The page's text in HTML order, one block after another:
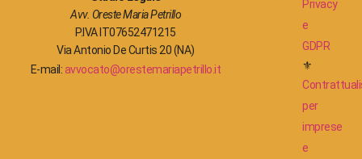
Avv. Oreste Maria Petrillo
P.IVA IT07652471215
Via Antonio De Curtis 20 (NA)
E-mail: avvocato@orestemariapetrillo.it
Privacy
e
GDPR
⚜
per
imprese
e